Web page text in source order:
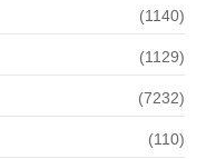
(1140)
(1129)
(7232)
(110)